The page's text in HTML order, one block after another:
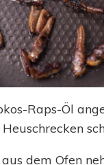
Raps-Öl
dem Ofen